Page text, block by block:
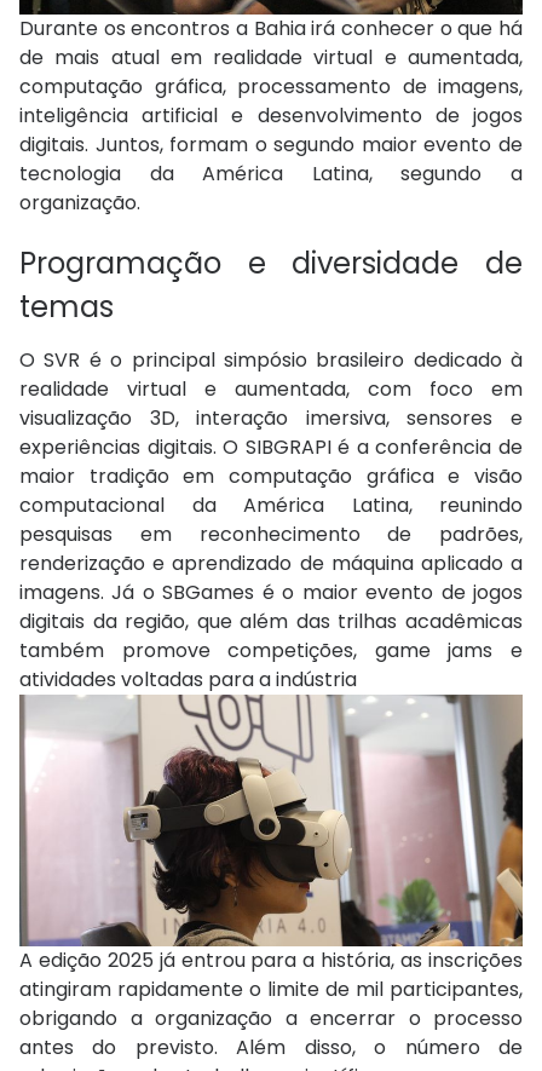
Durante os encontros a Bahia irá conhecer o que há
de mais atual em realidade virtual e aumentada,
computação gráfica, processamento de imagens,
inteligência artificial e desenvolvimento de jogos
digitais. Juntos, formam o segundo maior evento de
tecnologia da América Latina, segundo a
organização.
Programação e diversidade de
temas
O SVR é o principal simpósio brasileiro dedicado à
realidade virtual e aumentada, com foco em
visualização 3D, interação imersiva, sensores e
experiências digitais. O SIBGRAPI é a conferência de
maior tradição em computação gráfica e visão
computacional da América Latina, reunindo
pesquisas em reconhecimento de padrões,
renderização e aprendizado de máquina aplicado a
imagens. Já o SBGames é o maior evento de jogos
digitais da região, que além das trilhas acadêmicas
também promove competições, game jams e
atividades voltadas para a indústria
A edição 2025 já entrou para a história, as inscrições
atingiram rapidamente o limite de mil participantes,
obrigando a organização a encerrar o processo
antes do previsto. Além disso, o número de